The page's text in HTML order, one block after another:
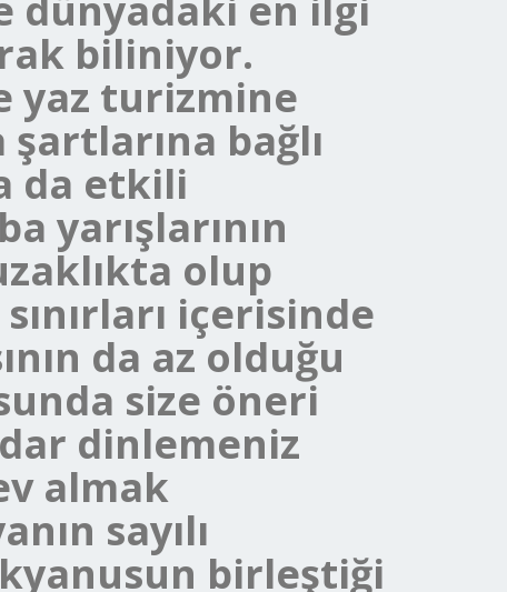
biliniyor.
yaz turizmine
bağlı
da etkili
yarışlarının
olup
içerisinde
da az olduğu
size öneri
dinlemeniz
almak
sayılı
birleştiği